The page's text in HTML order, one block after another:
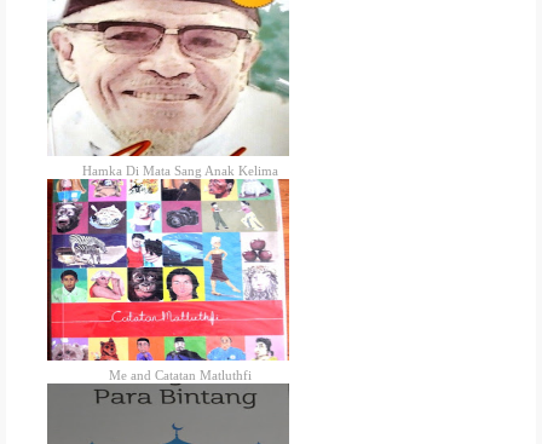
Hamka Di Mata Sang Anak Kelima
Me and Catatan Matluthfi